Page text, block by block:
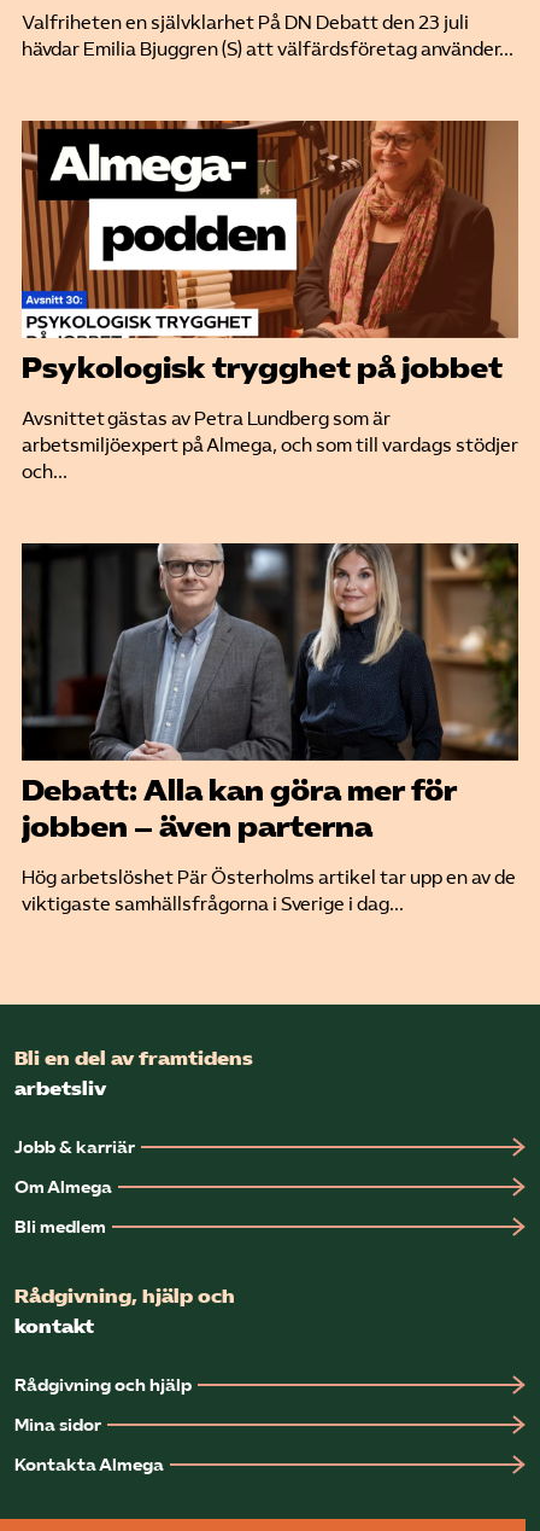
Valfriheten en självklarhet På DN Debatt den 23 juli
hävdar Emilia Bjuggren (S) att välfärdsföretag använder...
Psykologisk trygghet på jobbet
Avsnittet gästas av Petra Lundberg som är
arbetsmiljöexpert på Almega, och som till vardags stödjer
och...
Debatt: Alla kan göra mer för
jobben – även parterna
Hög arbetslöshet Pär Österholms artikel tar upp en av de
viktigaste samhällsfrågorna i Sverige i dag...
Bli en del av framtidens
arbetsliv
Jobb & karriär
Om Almega
Bli medlem
Rådgivning, hjälp och
kontakt
Rådgivning och hjälp
Mina sidor
Kontakta Almega